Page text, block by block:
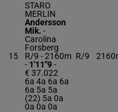
15
STARO
MERLIN
Andersson
Mik. -
Carolina
Forsberg
R/9 - 2160m
- 1'11"9-
€ 37.022
6a 4a 6a 6a
6a 5a 5a
(22) 5a 0a
0a 0a 0a
R/9